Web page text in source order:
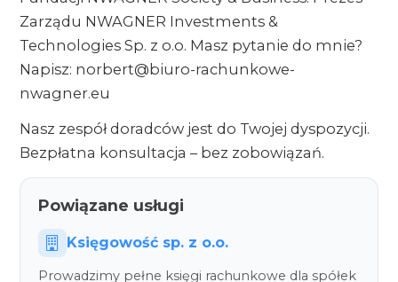
Zarządu NWAGNER Investments &
Technologies Sp. z o.o. Masz pytanie do mnie?
Napisz: norbert@biuro-rachunkowe-
nwagner.eu
Nasz zespół doradców jest do Twojej dyspozycji.
Bezpłatna konsultacja – bez zobowiązań.
Powiązane usługi
Księgowość sp. z o.o.
Prowadzimy pełne księgi rachunkowe dla spółek